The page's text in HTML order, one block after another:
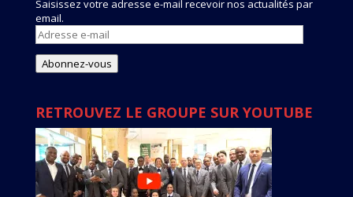
Saisissez votre adresse e-mail recevoir nos actualités par
email.
Adresse
e-
mail
Abonnez-vous
RETROUVEZ LE GROUPE SUR YOUTUBE